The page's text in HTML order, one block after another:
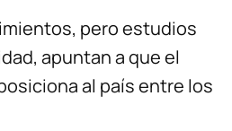
pero estudios
apuntan a que el
al país entre los